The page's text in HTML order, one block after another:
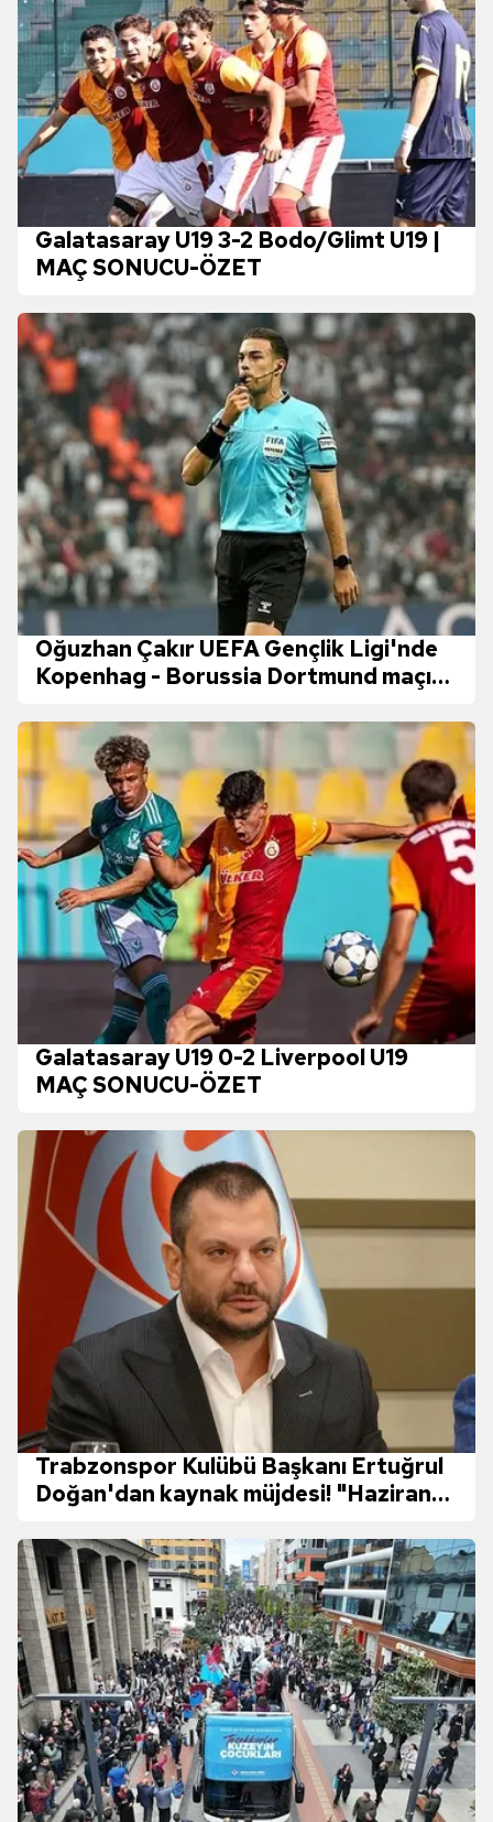
Galatasaray U19 3-2 Bodo/Glimt U19 |
MAÇ SONUCU-ÖZET
Oğuzhan Çakır UEFA Gençlik Ligi'nde
Kopenhag - Borussia Dortmund maçını
Galatasaray U19 0-2 Liverpool U19
MAÇ SONUCU-ÖZET
Trabzonspor Kulübü Başkanı Ertuğrul
Doğan'dan kaynak müjdesi! "Haziran